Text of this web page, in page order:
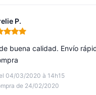
P.
5 de 5
04/03/2020 à 14h15
de 24/02/2020
buena calidad. Envío